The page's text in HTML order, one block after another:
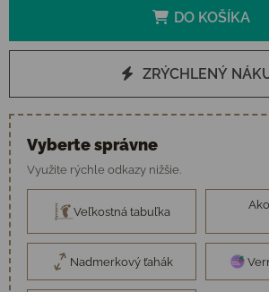
DO KOŠÍKA
ZRÝCHLENÝ
Vyberte správne
Využite rýchle odkazy nižšie.
Veľkostná tabuľka
Nadmerkový ťahák